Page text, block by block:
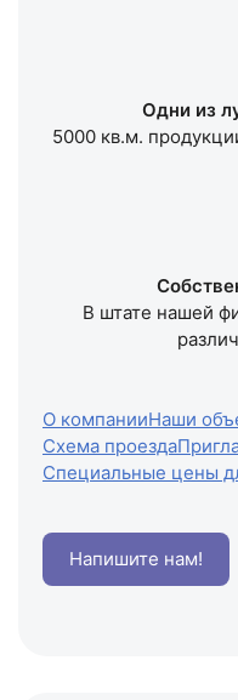
Одни из
5000 кв.м.
В штате нашей
О компанииНаши
Схема проезда
Специальные цены
Напишите нам!